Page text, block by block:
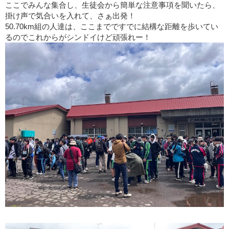
ここでみんな集合し、生徒会から簡単な注意事項を聞いたら、
掛け声で気合いを入れて、さぁ出発！
50.70km組の人達は、ここまでですでに結構な距離を歩いてい
るのでこれからがシンドイけど頑張れー！